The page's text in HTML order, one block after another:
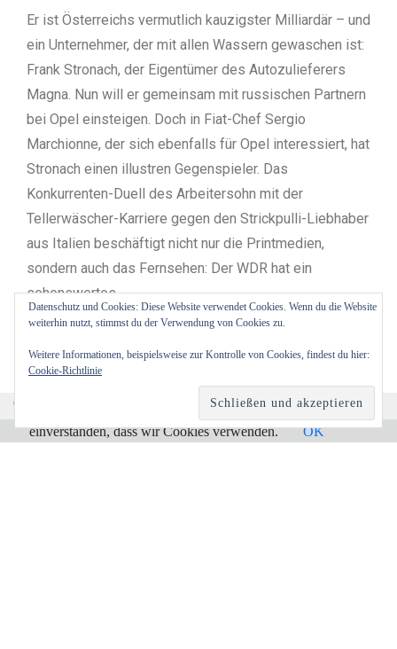
Er ist Österreichs vermutlich kauzigster Milliardär – und
ein Unternehmer, der mit allen Wassern gewaschen ist:
Frank Stronach, der Eigentümer des Autozulieferers
Magna. Nun will er gemeinsam mit russischen Partnern
bei Opel einsteigen. Doch in Fiat-Chef Sergio
Marchionne, der sich ebenfalls für Opel interessiert, hat
Stronach einen illustren Gegenspieler. Das
Konkurrenten-Duell des Arbeitersohn mit der
Tellerwäscher-Karriere gegen den Strickpulli-Liebhaber
aus Italien beschäftigt nicht nur die Printmedien,
sondern auch das Fernsehen: Der WDR hat ein
sehenswertes
Datenschutz und Cookies: Diese Website verwendet Cookies. Wenn du die Website
weiterhin nutzt, stimmst du der Verwendung von Cookies zu.
Weitere Informationen, beispielsweise zur Kontrolle von Cookies, findest du hier:
Cookie-Richtlinie
Cookies erleichtern die Bereitstellung unserer Dienste. Mit
der Nutzung unserer Dienste erklären Sie sich damit
einverstanden, dass wir Cookies verwenden.
OK